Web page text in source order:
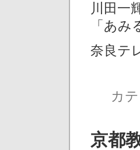
川田一
「あみ
奈良テ
カ
京都